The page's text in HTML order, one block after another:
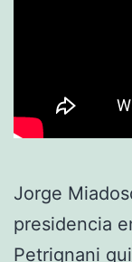
Jorge
presidencia
Petrignani